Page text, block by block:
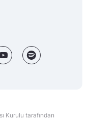
Kurulu tarafından